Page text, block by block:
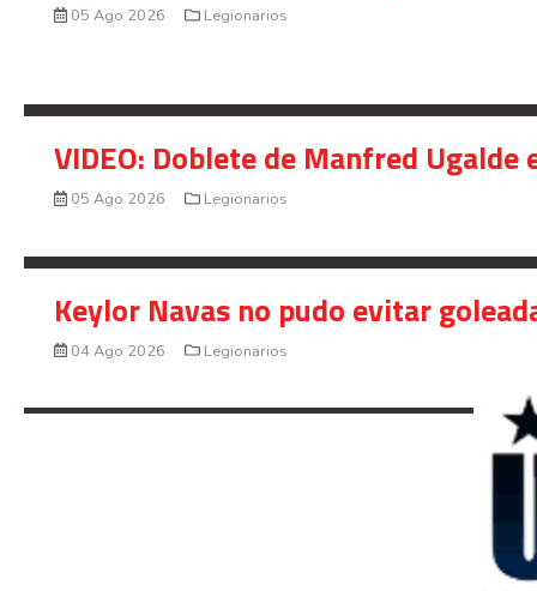
05 Ago 2026 Legionarios
VIDEO: Doblete de Manfred
05 Ago 2026 Legionarios
Keylor Navas no pudo evitar
04 Ago 2026 Legionarios